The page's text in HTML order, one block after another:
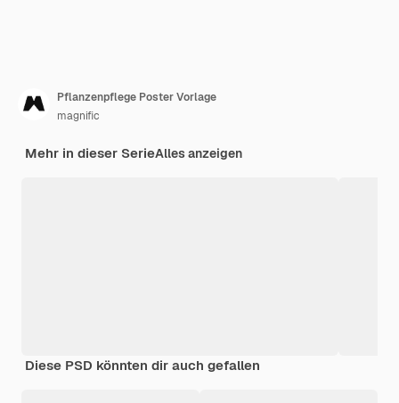
Pflanzenpflege Poster Vorlage
magnific
Mehr in dieser SerieAlles anzeigen
Diese PSD könnten dir auch gefallen